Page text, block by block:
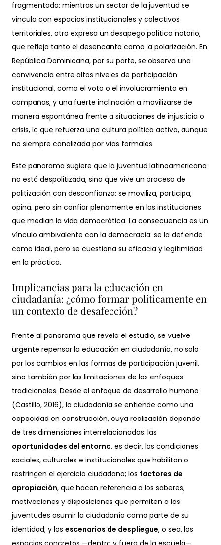
fragmentada: mientras un sector de la juventud se
vincula con espacios institucionales y colectivos
territoriales, otro expresa un desapego político notorio,
que refleja tanto el desencanto como la polarización. En
República Dominicana, por su parte, se observa una
convivencia entre altos niveles de participación
institucional, como el voto o el involucramiento en
campañas, y una fuerte inclinación a movilizarse de
manera espontánea frente a situaciones de injusticia o
crisis, lo que refuerza una cultura política activa, aunque
no siempre canalizada por vías formales.
Este panorama sugiere que la juventud latinoamericana
no está despolitizada, sino que vive un proceso de
politización con desconfianza: se moviliza, participa,
opina, pero sin confiar plenamente en las instituciones
que median la vida democrática. La consecuencia es un
vínculo ambivalente con la democracia: se la defiende
como ideal, pero se cuestiona su eficacia y legitimidad
en la práctica.
Implicancias para la educación en
ciudadanía: ¿cómo formar políticamente en
un contexto de desafección?
Frente al panorama que revela el estudio, se vuelve
urgente repensar la educación en ciudadanía, no solo
por los cambios en las formas de participación juvenil,
sino también por las limitaciones de los enfoques
tradicionales. Desde el enfoque de desarrollo humano
(Castillo, 2016), la ciudadanía se entiende como una
capacidad en construcción, cuya realización depende
de tres dimensiones interrelacionadas: las
oportunidades del entorno, es decir, las condiciones
sociales, culturales e institucionales que habilitan o
restringen el ejercicio ciudadano; los factores de
apropiación, que hacen referencia a los saberes,
motivaciones y disposiciones que permiten a las
juventudes asumir la ciudadanía como parte de su
identidad; y los escenarios de despliegue, o sea, los